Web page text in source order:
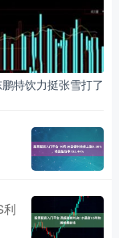
特饮力挺张雪打了
利